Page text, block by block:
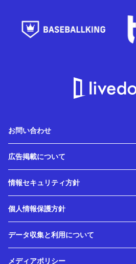
お問い合わせ
広告掲載について
情報セキュリティ方針
個人情報保護方針
データ収集と利用について
メディアポリシー